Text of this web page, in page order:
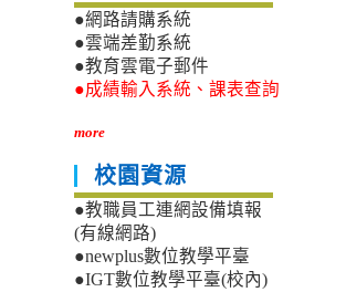
●網路請購系統
●雲端差勤系統
●教育雲電子郵件
●成績輸入系統、課表查詢
more
校園資源
●教職員工連網設備填報
(有線網路)
●newplus數位教學平臺
●IGT數位教學平臺(校內)